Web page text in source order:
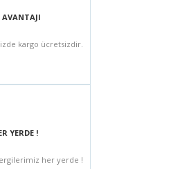
AVANTAJI
kargo ücretsizdir.
YERDE !
her yerde !